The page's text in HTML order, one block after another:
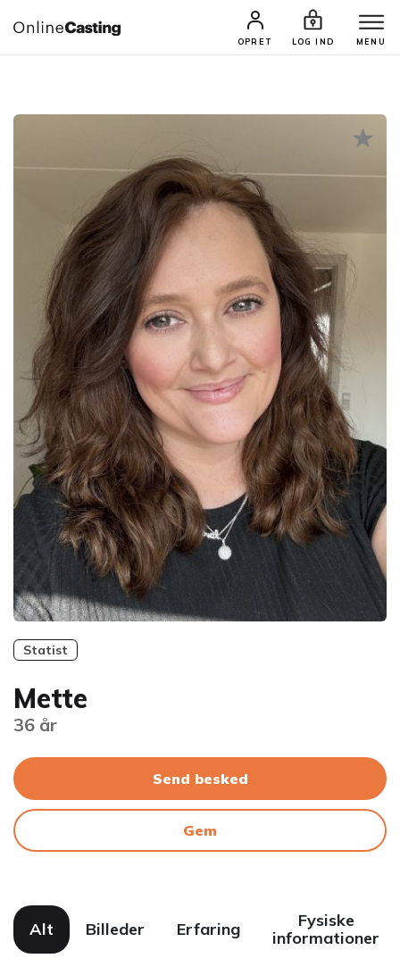
OPRET LOG IND MENU
CASTINGS & JOBS SØG PROFIL
Statist
Mette
36 år
Send besked
Gem
Alt Billeder Erfaring
Fysiske
informationer